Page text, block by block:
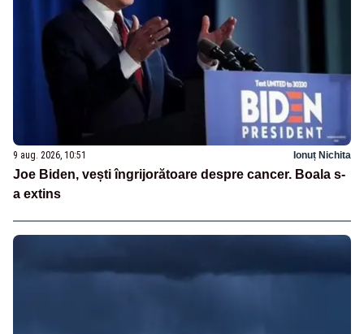
9 aug. 2026, 10:51 Ionuț Nichita
Joe Biden, vești îngrijorătoare despre cancer. Boala s-
a extins